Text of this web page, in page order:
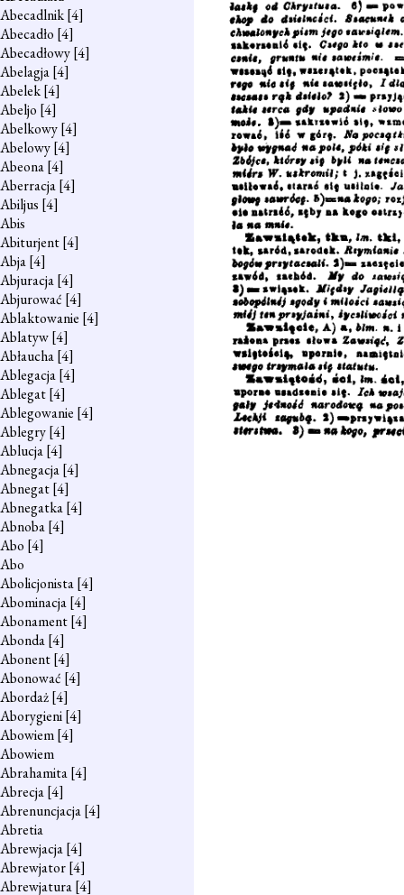
Abecadlnik[4]
Abecadło [4]
Abecadłowy[4]
Abelagja[4]
Abelek[4]
Abeljo [4]
Abelkowy[4]
Abelowy[4]
Abeona[4]
Aberracja[4]
Abiljus [4]
Abis
Abiturjent[4]
Abja[4]
Abjuracja[4]
Abjurować [4]
Ablaktowanie [4]
Ablatyw[4]
Abłaucha[4]
Ablegacja[4]
Ablegat[4]
Ablegowanie [4]
Ablegry[4]
Ablucja[4]
Abnegacja[4]
Abnegat[4]
Abnegatka[4]
Abnoba[4]
Abo [4]
Abo
Abolicjonista[4]
Abominacja[4]
Abonament[4]
Abonda[4]
Abonent[4]
Abonować [4]
Abordaż[4]
Aborygieni[4]
Abowiem[4]
Abowiem
Abrahamita[4]
Abrecja[4]
Abrenuncjacja[4]
Abretia
Abrewjacja[4]
Abrewjator[4]
Abrewjatura[4]